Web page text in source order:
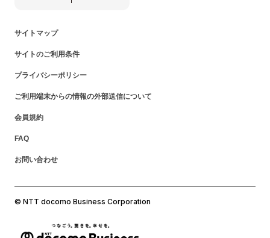
サイトマップ
サイトのご利用条件
プライバシーポリシー
ご利用端末からの情報の外部送信について
会員規約
FAQ
お問い合わせ
© NTT docomo Business Corporation